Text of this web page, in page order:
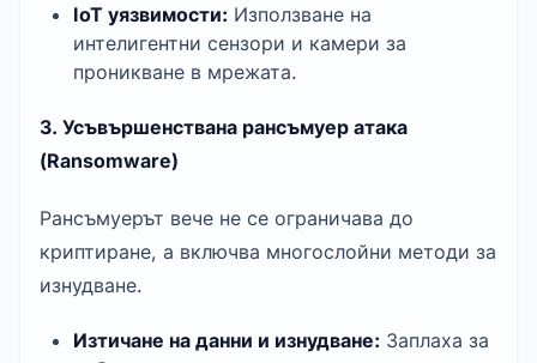
IoT уязвимости: Използване на
интелигентни сензори и камери за
проникване в мрежата.
3. Усъвършенствана рансъмуер атака
(Ransomware)
Рансъмуерът вече не се ограничава до
криптиране, а включва многослойни методи за
изнудване.
Изтичане на данни и изнудване: Заплаха за